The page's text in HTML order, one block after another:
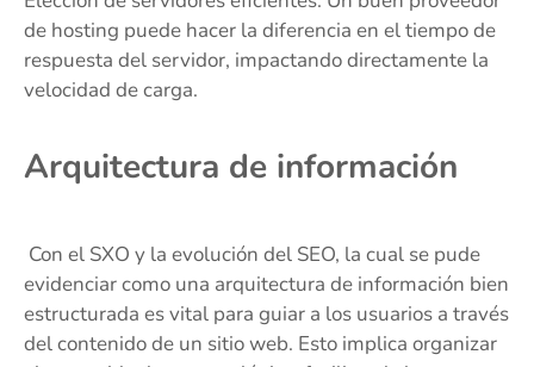
de hosting puede hacer la diferencia en el tiempo de
respuesta del servidor, impactando directamente la
velocidad de carga.
Arquitectura de información
Con el SXO y la evolución del SEO, la cual se pude
evidenciar como una arquitectura de información bien
estructurada es vital para guiar a los usuarios a través
del contenido de un sitio web. Esto implica organizar